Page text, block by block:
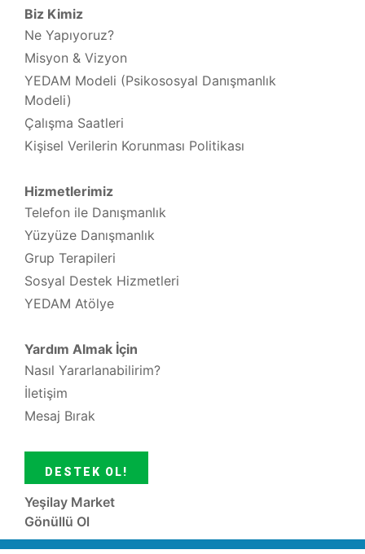
Biz Kimiz
Ne Yapıyoruz?
Misyon & Vizyon
YEDAM Modeli (Psikososyal Danışmanlık
Modeli)
Çalışma Saatleri
Kişisel Verilerin Korunması Politikası
Hizmetlerimiz
Telefon ile Danışmanlık
Yüzyüze Danışmanlık
Grup Terapileri
Sosyal Destek Hizmetleri
YEDAM Atölye
Yardım Almak İçin
Nasıl Yararlanabilirim?
İletişim
Mesaj Bırak
DESTEK OL!
Yeşilay Market
Gönüllü Ol